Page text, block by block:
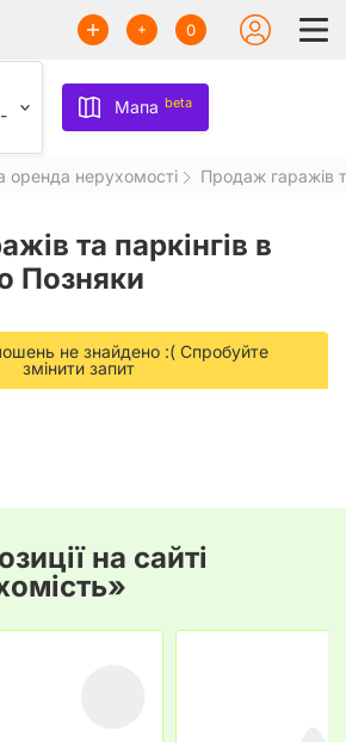
0
Мапа beta
оренда нерухомості Продаж гаражів
та паркінгів в
Позняки
не знайдено :( Спробуйте
змінити запит
на сайті